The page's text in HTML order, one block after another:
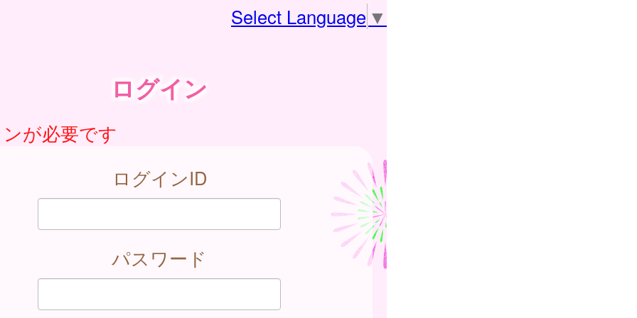
Select Language ▼
ログイン
が必要です
ログインID
パスワード